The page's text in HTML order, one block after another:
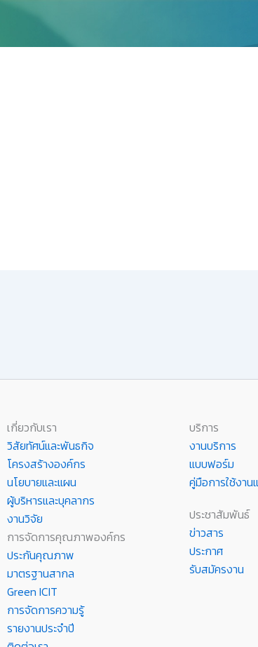
เกี่ยวกับเรา
วิสัยทัศน์และพันธกิจ
โครงสร้างองค์กร
นโยบายและแผน
ผู้บริหารและบุคลากร
งานวิจัย
การจัดการคุณภาพองค์กร
ประกันคุณภาพ
มาตรฐานสากล
Green ICIT
การจัดการความรู้
รายงานประจำปี
บริการ
งานบริการ
แบบฟอร์ม
คู่มือการใช้งาน
ประชาสัมพันธ์
ข่าวสาร
ประกาศ
รับสมัครงาน